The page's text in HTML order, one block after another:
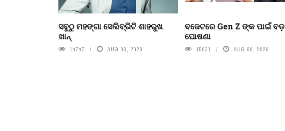
ସବୁଠୁ ମହଙ୍ଗା ସେଲିବ୍ରିଟି ଶାହରୁଖ
ଖାନ୍
14747 AUG 06, 2026
ବଜେଟରେ Gen Z ଙ୍କ ପାଇଁ ବଡ଼
ଘୋଷଣା
15031 AUG 06, 2026